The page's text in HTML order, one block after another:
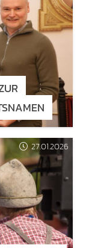
27.01.2026